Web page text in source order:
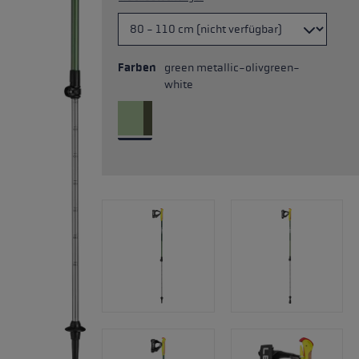
Farben
green metallic-olivgreen-
white